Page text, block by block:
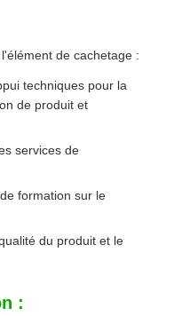
de cachetage :
techniques pour la
de produit et
services de
formation sur le
du produit et le
: